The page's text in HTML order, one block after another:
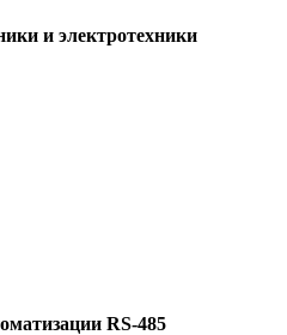
и электротехники
RS-485